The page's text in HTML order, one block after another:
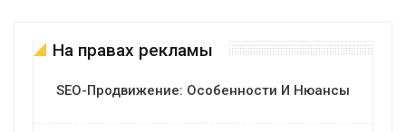
На правах рекламы
SEO-Продвижение: Особенности И Нюансы